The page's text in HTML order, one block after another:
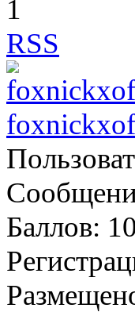
1
RSS
foxnickxof
Баллов: 10